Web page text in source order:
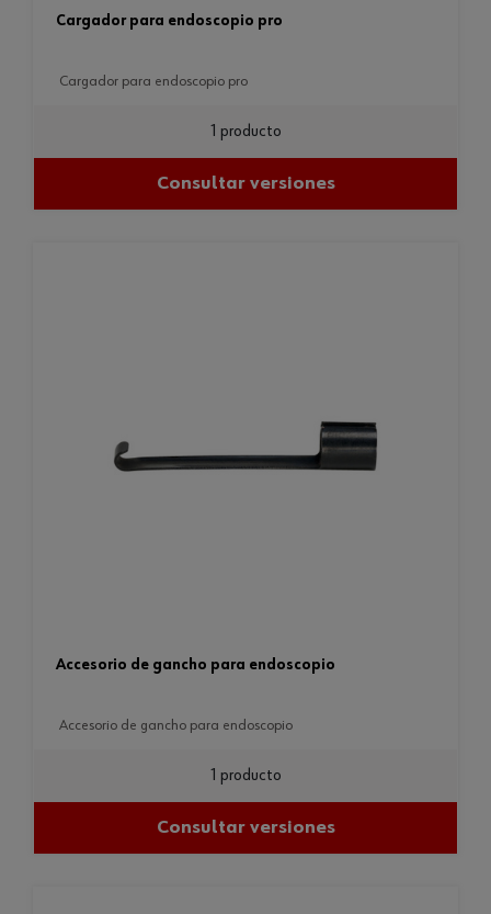
cargador para endoscopio pro
cargador para endoscopio pro
1 producto
Consultar versiones
accesorio de gancho para endoscopio
accesorio de gancho para endoscopio
1 producto
Consultar versiones